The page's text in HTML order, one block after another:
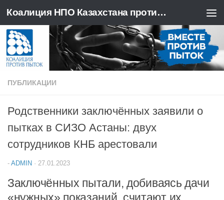
Перейти к содержимому Коалиция НПО Казахстана против пыток
ПУБЛИКАЦИИ
Родственники заключённых заявили о
пытках в СИЗО Астаны: двух
сотрудников КНБ арестовали
- ADMIN · 27.01.2023
Заключённых пытали, добиваясь дачи